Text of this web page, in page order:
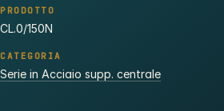
PRODOTTO
CL.0/150N
CATEGORIA
Serie in Acciaio supp. centrale